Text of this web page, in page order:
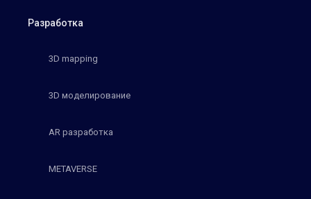
Разработка
3D mapping
3D моделирование
AR разработка
METAVERSE